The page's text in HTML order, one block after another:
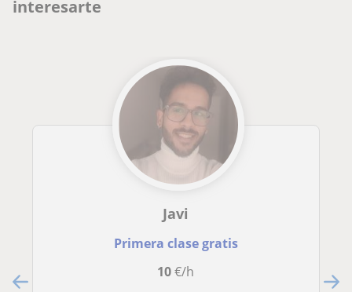
interesarte
Javi
Primera clase gratis
10€/h